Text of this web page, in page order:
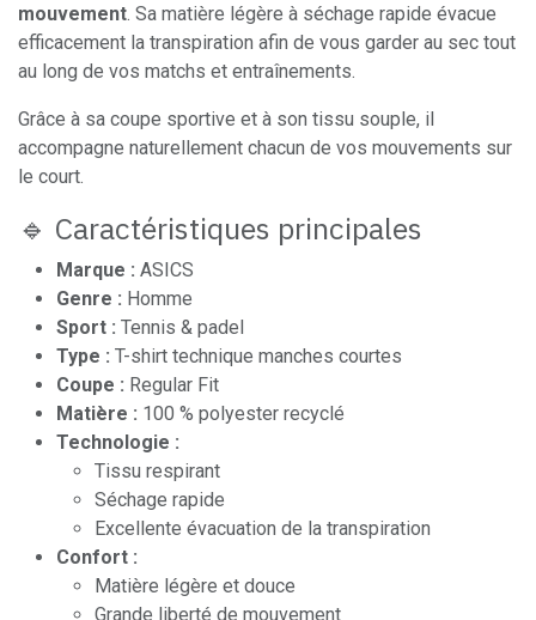
mouvement. Sa matière légère à séchage rapide évacue
efficacement la transpiration afin de vous garder au sec tout
au long de vos matchs et entraînements.
Grâce à sa coupe sportive et à son tissu souple, il
accompagne naturellement chacun de vos mouvements sur
le court.
🔹 Caractéristiques principales
Marque : ASICS
Genre : Homme
Sport : Tennis & padel
Type : T-shirt technique manches courtes
Coupe : Regular Fit
Matière : 100 % polyester recyclé
Technologie :
Tissu respirant
Séchage rapide
Excellente évacuation de la transpiration
Confort :
Matière légère et douce
Grande liberté de mouvement